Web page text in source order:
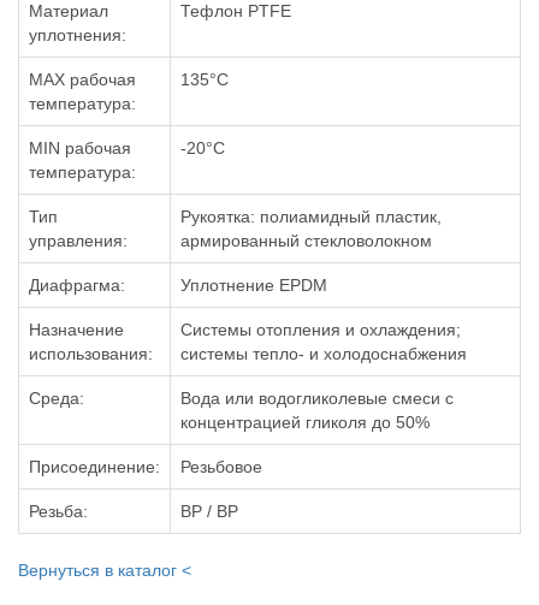
Материал
уплотнения:
Тефлон PTFE
MAX рабочая
температура:
135°С
MIN рабочая
температура:
-20°C
Тип
управления:
Рукоятка: полиамидный пластик,
армированный стекловолокном
Диафрагма: Уплотнение EPDM
Назначение
использования:
Системы отопления и охлаждения;
системы тепло- и холодоснабжения
Среда:
Вода или водогликолевые смеси с
концентрацией гликоля до 50%
Присоединение: Резьбовое
Резьба: ВР / ВР
Вернуться в каталог <